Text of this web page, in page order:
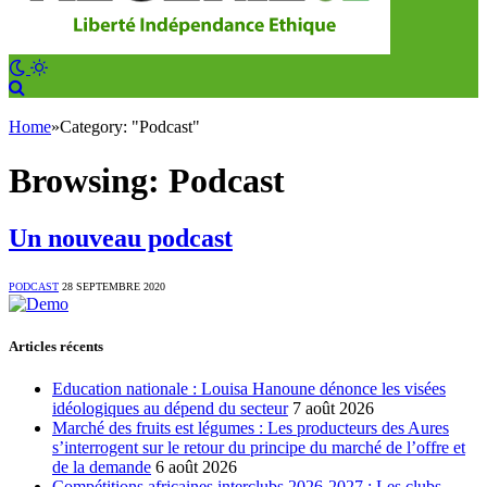
Home»Category: "Podcast"
Browsing: Podcast
Un nouveau podcast
PODCAST 28 SEPTEMBRE 2020
Articles récents
Education nationale : Louisa Hanoune dénonce les visées
idéologiques au dépend du secteur 7 août 2026
Marché des fruits est légumes : Les producteurs des Aures
s’interrogent sur le retour du principe du marché de l’offre et
de la demande 6 août 2026